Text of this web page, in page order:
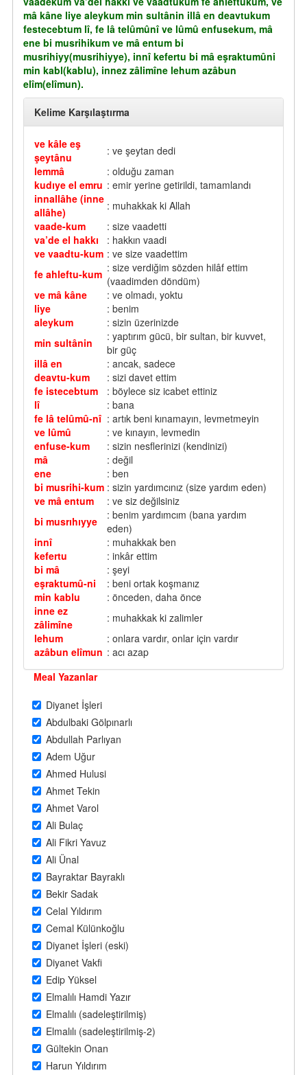
mâ kâne liye aleykum min sultânin illâ en deavtukum
festecebtum lî, fe lâ telûmûnî ve lûmû enfusekum, mâ
ene bi musrihikum ve mâ entum bi
musrihiyy(musrihiyye), innî kefertu bi mâ eşraktumûni
min kabl(kablu), innez zâlimîne lehum azâbun
elîm(elîmun).
Kelime Karşılaştırma
ve kâle eş
şeytânu
: ve şeytan dedi
lemmâ
: olduğu zaman
kudıye el emru : emir yerine getirildi, tamamlandı
innallâhe (inne
allâhe)
: muhakkak ki Allah
vaade-kum
: size vaadetti
va’de el hakkı
: hakkın vaadi
ve vaadtu-kum : ve size vaadettim
fe ahleftu-kum : size verdiğim sözden hilâf ettim
(vaadimden döndüm)
ve mâ kâne
: ve olmadı, yoktu
liye
: benim
aleykum
: sizin üzerinizde
min sultânin
: yaptırım gücü, bir sultan, bir kuvvet,
bir güç
illâ en
: ancak, sadece
deavtu-kum
: sizi davet ettim
fe istecebtum
: böylece siz icabet ettiniz
lî
: bana
fe lâ telûmû-nî : artık beni kınamayın, levmetmeyin
ve lûmû
: ve kınayın, levmedin
enfuse-kum
: sizin nesflerinizi (kendinizi)
mâ
: değil
ene
: ben
bi musrihi-kum : sizin yardımcınız (size yardım eden)
ve mâ entum
: ve siz değilsiniz
bi musrıhıyye
: benim yardımcım (bana yardım
eden)
innî
: muhakkak ben
kefertu
: inkâr ettim
bi mâ
: şeyi
eşraktumû-ni
: beni ortak koşmanız
min kablu
: önceden, daha önce
inne ez
zâlimîne
: muhakkak ki zalimler
lehum
: onlara vardır, onlar için vardır
azâbun elîmun : acı azap
Meal Yazanlar
Diyanet İşleri
Abdulbaki Gölpınarlı
Abdullah Parlıyan
Adem Uğur
Ahmed Hulusi
Ahmet Tekin
Ahmet Varol
Ali Bulaç
Ali Fikri Yavuz
Ali Ünal
Bayraktar Bayraklı
Bekir Sadak
Celal Yıldırım
Cemal Külünkoğlu
Diyanet İşleri (eski)
Diyanet Vakfi
Edip Yüksel
Elmalılı Hamdi Yazır
Elmalılı (sadeleştirilmiş)
Elmalılı (sadeleştirilmiş-2)
Gültekin Onan
Harun Yıldırım